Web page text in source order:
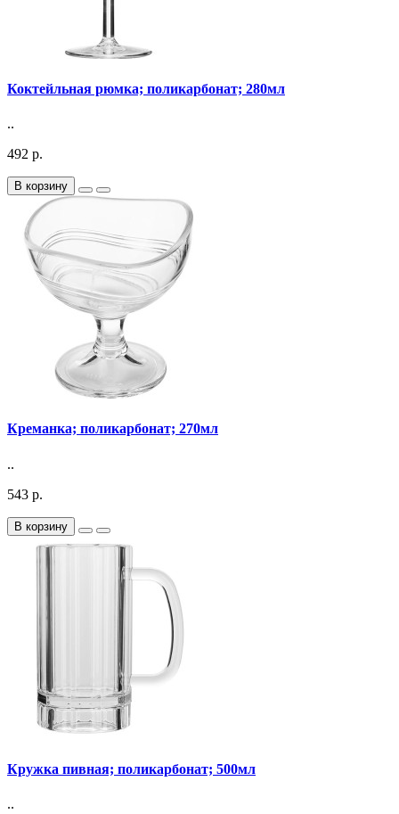
Коктейльная рюмка; поликарбонат; 280мл
..
492 р.
В корзину
Креманка; поликарбонат; 270мл
..
543 р.
В корзину
Кружка пивная; поликарбонат; 500мл
..